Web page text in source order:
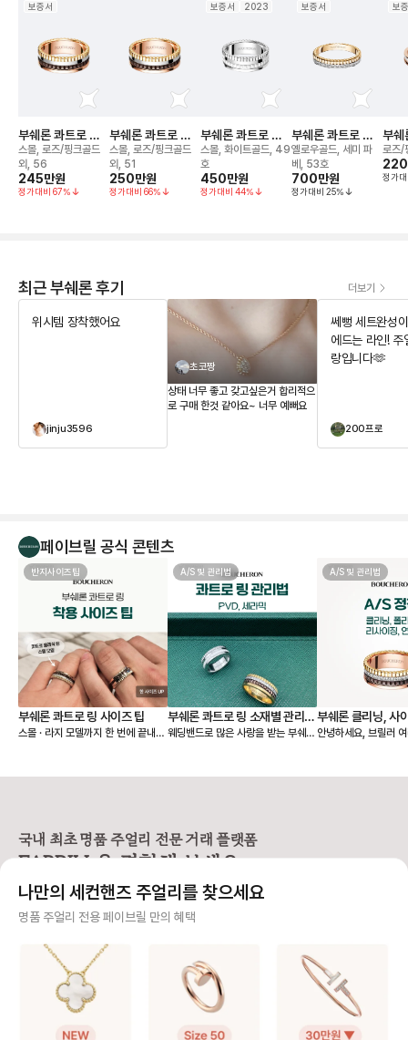
보증서
부쉐론 콰트로 클
래식 링
스몰, 로즈/핑크골드
외, 56
245만원
정가대비 67%
부쉐론 콰트로 클
래식 링
스몰, 로즈/핑크골드
외, 51
250만원
정가대비 66%
보증서 2023
부쉐론 콰트로 더
블 화이트 에디션
링
스몰, 화이트골드, 49
호
450만원
정가대비 44%
보증서
부쉐론 콰트로 레
디언트 에디션 웨
딩 밴드 링
옐로우골드, 세미 파
베, 53호
700만원
정가대비 25%
보
부쉐
이트
밴드
로즈/
220
정가
최근 부쉐론 후기 더보기
위시템 장착했어요
jinju3596
초코짱
상태 너무 좋고 갖고싶은거 합리적으
로 구매 한것 같아요~ 너무 예뻐요
쎄뻥 세트완성
에드는 라인! 주얼리는 사
랑입니다🫶
200프로
페이브릴 공식 콘텐츠
반지사이즈팁
부쉐론 콰트로 링 사이즈 팁
스몰 · 라지 모델까지 한 번에 끝내는
은 웨딩 밴드로 데일리 착용할 때 특
모델을 나눠서 보는 것이 좋습니다.
[사이즈 선택 가이드] ❶ 기본 콰트로
✔️ 평소에 착용하는 정 사이즈로 편
안하게 착용 가능해요. 👉 예: 평소
51호 착용 → 51호 추천 ❷ 콰트로
레이어드된 구조라 실제 착용감이평
소 반지보다 살짝 타이트하게 느껴질
수 있습니다. ✔️ 평소 링 사이즈보다
한 사이즈 크게 선택을 추천해요.
👉 예: 평소 51호 착용 → 스몰 링 5
A/S 및 관리법
부쉐론 콰트로 링 소재별 관리법
- PVD, 세라믹
웨딩밴드로 많은 사랑을 받는 부쉐론
은 이런 콰트로 링을 오래 예쁘게 착
빼두는 게 좋아요. ➋ 착용 후엔 부
드러운 천으로 닦아 표면을 관리해
조시켜주세요. ➍ 향수·손소독제 같
출은 피해주세요. [PVD] 브라운·
지나면 색이 옅어질 수 있는데, 이는
소재 특성상 흔히 나타나는 변화예
요. 다만 손소독제·향수 같은 화학제
품은 이런 변화를 더 빠르게 만들 수
A/S 및 관리법
부쉐론 클리닝, 사
리싱
안녕하세요, 브릴러
싱) 정책을 준비했
구매자 구매 이력을
는 무료 서비스예요!
일부 품목은 제한될
태에 따라 비용이 발
국내 최초 명품 주얼리 전문 거래 플랫폼
FABRILL을 경험해 보세요.
사기 걱정 없는 안전 결제
니면 반환해 드려요.
주얼리 전문 이중 검수
주얼리 검수에 특화된 페이브릴 검수팀과 전문 감정사가 컨디션 및 정품 여부를 철저하고 꼼꼼하
게 확인해요.
나만의 세컨핸즈 주얼리를 찾으세요
명품 주얼리 전용 페이브릴 만의 혜택